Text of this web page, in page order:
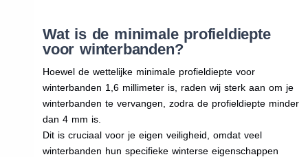
Wat is de minimale profieldiepte
voor winterbanden?
Hoewel de wettelijke minimale profieldiepte voor
winterbanden 1,6 millimeter is, raden wij sterk aan om je
winterbanden te vervangen, zodra de profieldiepte minder
dan 4 mm is.
Dit is cruciaal voor je eigen veiligheid, omdat veel
winterbanden hun specifieke winterse eigenschappen